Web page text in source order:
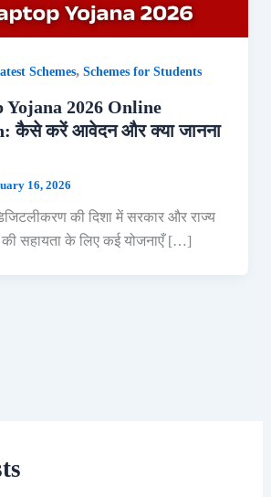
Schemes, Schemes for Students
Yojana 2026 Online
कैसे करें आवेदन और क्या जानना
16, 2026
की दिशा में सरकार और राज्य
की सहायता के लिए कई योजनाएँ […]